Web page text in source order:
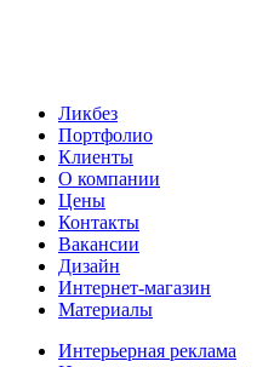
Ликбез
Портфолио
Клиенты
О компании
Цены
Контакты
Вакансии
Дизайн
Интернет-магазин
Материалы
Интерьерная реклама